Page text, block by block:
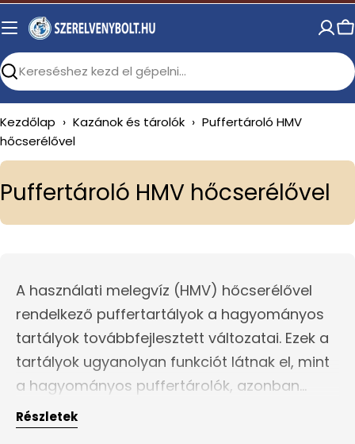
Skip
to
Search
Kezdőlap › Kazánok és tárolók › Puffertároló HMV
hőcserélővel
C
o
Puffertároló HMV hőcserélővel
A használati melegvíz (HMV) hőcserélővel
rendelkező puffertartályok a hagyományos
tartályok továbbfejlesztett változatai. Ezek a
tartályok ugyanolyan funkciót látnak el, mint
a hagyományos puffertárolók, azonban
rozsdamentes anyagból készült
hőcserélőjüknek köszönhetően átfolyós
Részletek